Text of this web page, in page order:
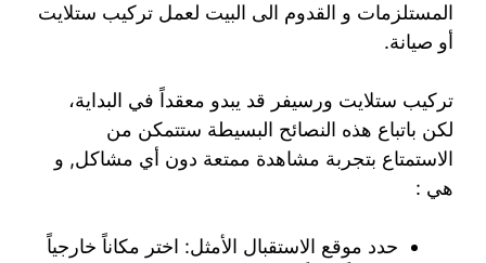
المستلزمات و القدوم الى البيت لعمل تركيب ستلايت
أو صيانة.
تركيب ستلايت ورسيفر قد يبدو معقداً في البداية،
لكن باتباع هذه النصائح البسيطة ستتمكن من
الاستمتاع بتجربة مشاهدة ممتعة دون أي مشاكل, و
هي :
حدد موقع الاستقبال الأمثل: اختر مكاناً خارجياً